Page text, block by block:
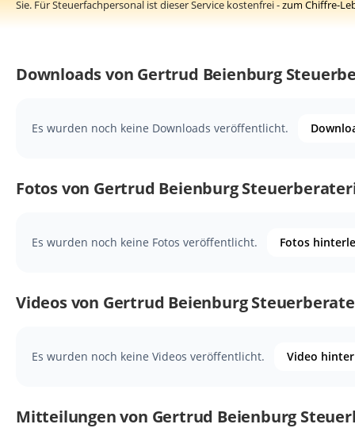
Sie. Für Steuerfachpersonal ist dieser Service kostenfrei -zum Chiffre-
Downloads von Gertrud Beienburg
Es wurden noch keine Downloads veröffentlicht.
Fotos von Gertrud Beienburg
Es wurden noch keine Fotos veröffentlicht. Fotos
Videos von Gertrud Beienburg
Es wurden noch keine Videos veröffentlicht. Video
Mitteilungen von Gertrud Beienburg